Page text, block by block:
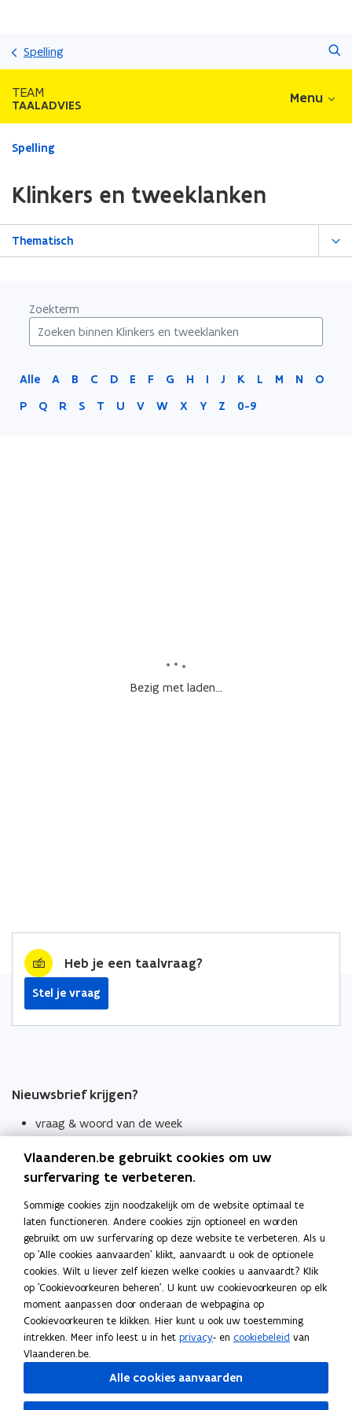
Spelling
TEAM
TAALADVIES Menu
Gedaan
zich
op:
Klinkers
Spelling
Klinkers en tweeklanken
Thematisch
Zoekterm
Alle A B C D E F G H I J K L M N
O
P
Q R S T U V W X Y Z 0-9
Bezig met laden...
Heb je een taalvraag?
Stel je vraag
Nieuwsbrief krijgen?
vraag & woord van de week
Schrijf je in
Thema's
Taaladviezen
Spellingregels
Tips voor duidelijke taal
Bekijk ook
Spellingtests
Boek- en webwijzer
Vlaanderen.be gebruikt cookies om uw
surfervaring te verbeteren.
Sommige cookies zijn noodzakelijk om de website optimaal te
laten functioneren. Andere cookies zijn optioneel en worden
gebruikt om uw surfervaring op deze website te verbeteren. Als u
op 'Alle cookies aanvaarden' klikt, aanvaardt u ook de optionele
cookies. Wilt u liever zelf kiezen welke cookies u aanvaardt? Klik
op 'Cookievoorkeuren beheren'. U kunt uw cookievoorkeuren op elk
moment aanpassen door onderaan de webpagina op
Cookievoorkeuren te klikken. Hier kunt u ook uw toestemming
intrekken. Meer info leest u in het privacy- en cookiebeleid van
Vlaanderen.be.
Alle cookies aanvaarden